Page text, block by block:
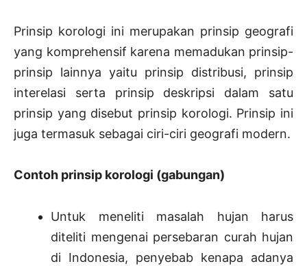
Prinsip korologi ini merupakan prinsip geografi
yang komprehensif karena memadukan prinsip-
prinsip lainnya yaitu prinsip distribusi, prinsip
interelasi serta prinsip deskripsi dalam satu
prinsip yang disebut prinsip korologi. Prinsip ini
juga termasuk sebagai ciri-ciri geografi modern.
Contoh prinsip korologi (gabungan)
Untuk meneliti masalah hujan harus
diteliti mengenai persebaran curah hujan
di Indonesia, penyebab kenapa adanya